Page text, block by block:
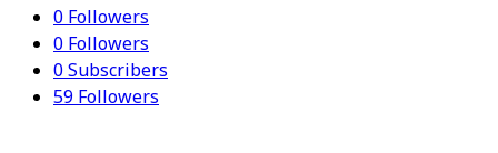
0 Followers
0 Followers
0Subscribers
59 Followers